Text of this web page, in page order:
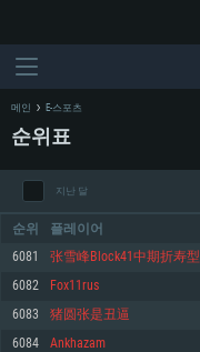
메인 E-스포츠
순위표
지난 달
순위 플레이어
6081 张雪峰Block41中期折寿型
6082 Fox11rus
6083 猪圆张是丑逼
6084 Ankhazam